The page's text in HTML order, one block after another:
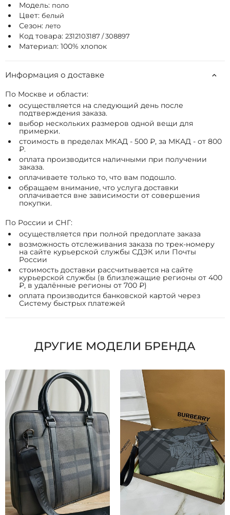
Модель: поло
Цвет: белый
Сезон: лето
Код товара: 2312103187 / 308897
Материал: 100% хлопок
Информация о доставке
По Москве и области:
осуществляется на следующий день после
подтверждения заказа.
выбор нескольких размеров одной вещи для
примерки.
стоимость в пределах МКАД - 500 ₽, за МКАД - от 800
₽.
оплата производится наличными при получении
заказа.
оплачиваете только то, что вам подошло.
обращаем внимание, что услуга доставки
оплачивается вне зависимости от совершения
покупки.
По России и СНГ:
осуществляется при полной предоплате заказа
возможность отслеживания заказа по трек-номеру
на сайте курьерской службы СДЭК или Почты
России
стоимость доставки рассчитывается на сайте
курьерской службы (в близлежащие регионы от 400
₽, в удалённые регионы от 700 ₽)
оплата производится банковской картой через
Систему быстрых платежей
ДРУГИЕ МОДЕЛИ БРЕНДА